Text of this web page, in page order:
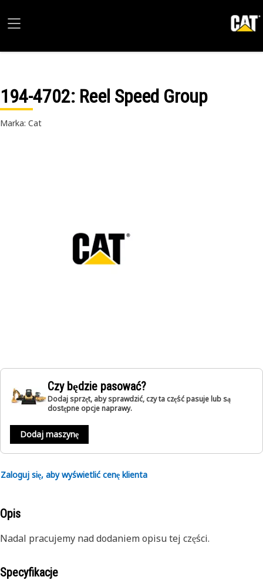
194-4702: Reel Speed Group
Marka: Cat
Czy będzie pasować?
Dodaj sprzęt, aby sprawdzić, czy ta część pasuje lub są
dostępne opcje naprawy.
Dodaj maszynę
Zaloguj się, aby wyświetlić cenę klienta
Opis
Nadal pracujemy nad dodaniem opisu tej części.
Specyfikacje